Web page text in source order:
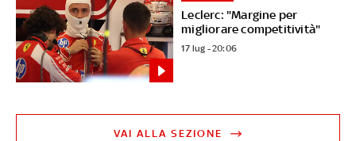
Leclerc: "Margine per
migliorare competitività"
17 lug - 20:06
VAI ALLA SEZIONE